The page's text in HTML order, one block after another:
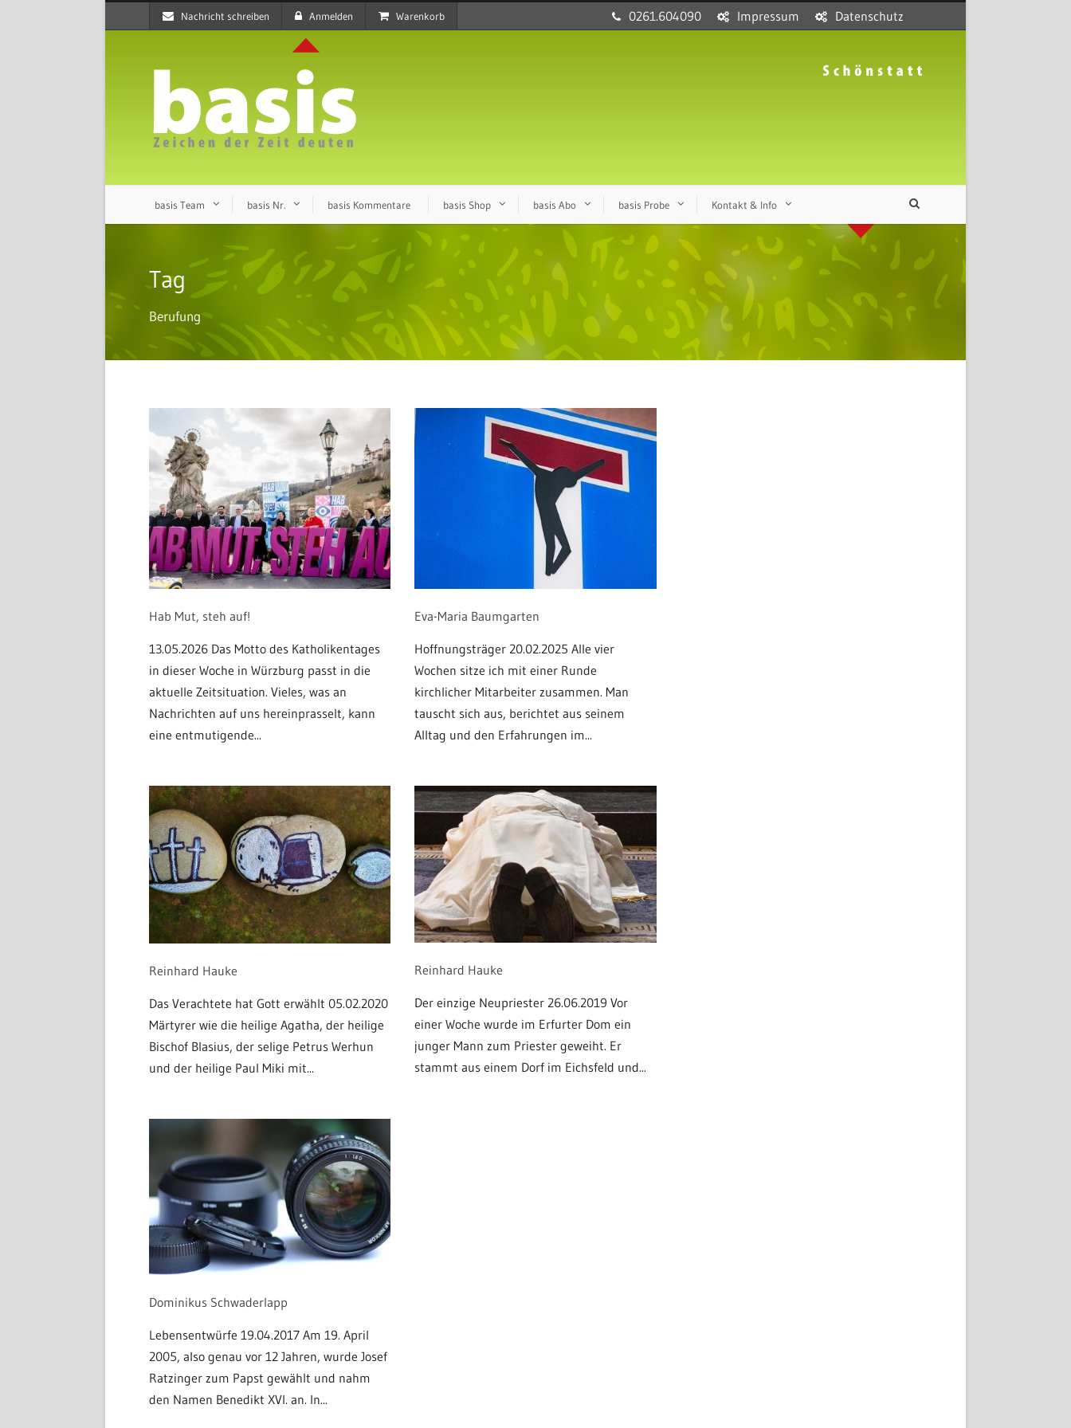
Nachricht schreiben Anmelden Warenkorb 0261.604090 Impressum Datenschutz
basis Team basis Nr. basis Kommentare basis Shop basis Abo basis Probe Kontakt & Info
Tag
Berufung
Hab Mut, steh auf!
13.05.2026 Das Motto des Katholikentages
in dieser Woche in Würzburg passt in die
aktuelle Zeitsituation. Vieles, was an
Nachrichten auf uns hereinprasselt, kann
eine entmutigende...
Eva-Maria Baumgarten
Hoffnungsträger 20.02.2025 Alle vier
Wochen sitze ich mit einer Runde
kirchlicher Mitarbeiter zusammen. Man
tauscht sich aus, berichtet aus seinem
Alltag und den Erfahrungen im...
Reinhard Hauke
Das Verachtete hat Gott erwählt 05.02.2020
Märtyrer wie die heilige Agatha, der heilige
Bischof Blasius, der selige Petrus Werhun
und der heilige Paul Miki mit...
Reinhard Hauke
Der einzige Neupriester 26.06.2019 Vor
einer Woche wurde im Erfurter Dom ein
junger Mann zum Priester geweiht. Er
stammt aus einem Dorf im Eichsfeld und...
Dominikus Schwaderlapp
Lebensentwürfe 19.04.2017 Am 19. April
2005, also genau vor 12 Jahren, wurde Josef
Ratzinger zum Papst gewählt und nahm
den Namen Benedikt XVI. an. In...